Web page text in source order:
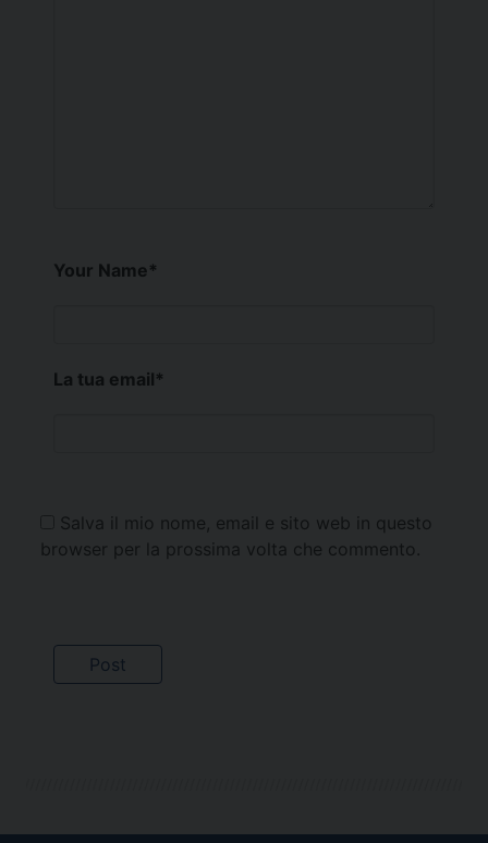
Your Name*
La tua email*
Salva il mio nome, email e sito web in questo
browser per la prossima volta che commento.